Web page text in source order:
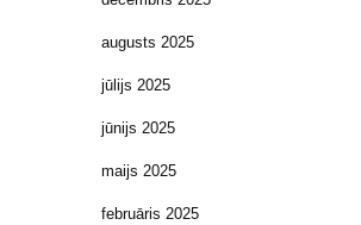
augusts 2025
jūlijs 2025
jūnijs 2025
maijs 2025
februāris 2025